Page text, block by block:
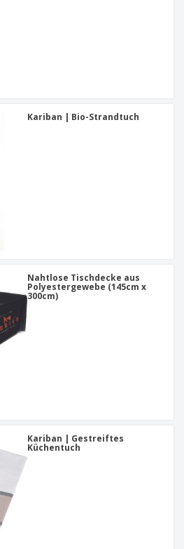
Kariban | Bio-Strandtuch
Nahtlose Tischdecke aus
Polyestergewebe (145cm x
300cm)
Kariban | Gestreiftes
Küchentuch